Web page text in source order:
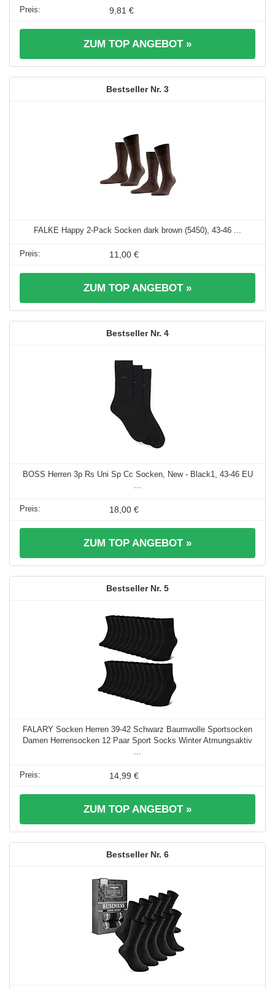
9,81 €
ZUM TOP ANGEBOT »
3
FALKE Happy 2-Pack Socken dark brown (5450), 43-46 ...
11,00 €
ZUM TOP ANGEBOT »
4
BOSS Herren 3p Rs Uni Sp Cc Socken, New - Black1, 43-46 EU
...
18,00 €
ZUM TOP ANGEBOT »
5
FALARY Socken Herren 39-42 Schwarz Baumwolle Sportsocken
Damen Herrensocken 12 Paar Sport Socks Winter Atmungsaktiv
...
14,99 €
ZUM TOP ANGEBOT »
6